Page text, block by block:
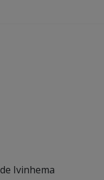
Ivinhema